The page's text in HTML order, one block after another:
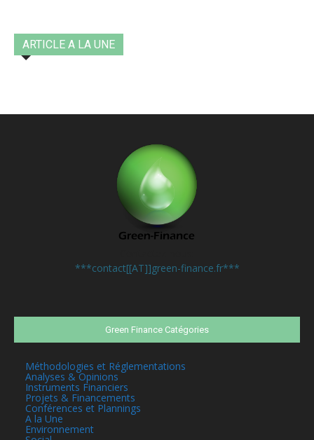
ARTICLE A LA UNE
***contact[[AT]]green-finance.fr***
Green Finance Catégories
Méthodologies et Réglementations
Analyses & Opinions
Instruments Financiers
Projets & Financements
Conférences et Plannings
A la Une
Environnement